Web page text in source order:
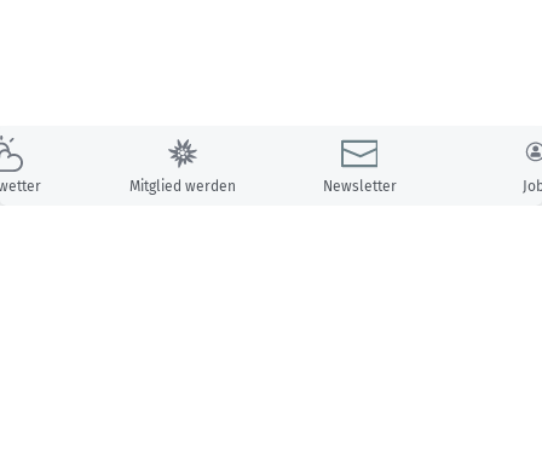
Mitglied werden Newsletter